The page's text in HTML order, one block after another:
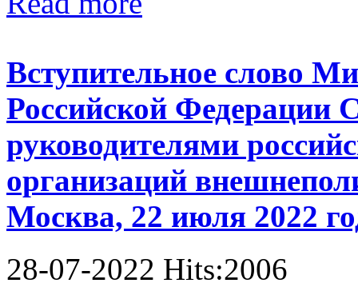
Вступительное слово
Российской Федерации
руководителями
организаций
Москва, 22 июля 2022
28-07-2022 Hits:2006